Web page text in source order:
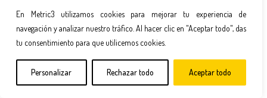
En Metric3 utilizamos cookies para mejorar tu experiencia de
navegación y analizar nuestro tráfico. Al hacer clic en "Aceptar todo", das
tu consentimiento para que utilicemos cookies.
Personalizar Rechazar todo Aceptar todo